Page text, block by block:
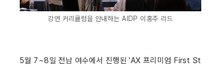
강연 커리큘럼을 안내하는 AIDP 이홍주 리드
5월 7~8일 전남 여수에서 진행된 'AX 프리미엄 First St